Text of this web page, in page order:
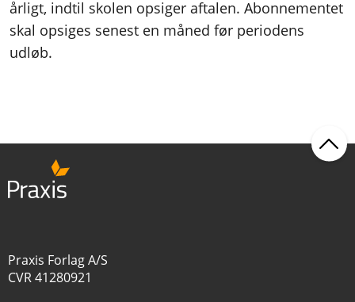
årligt, indtil skolen opsiger aftalen. Abonnementet
skal opsiges senest en måned før periodens
udløb.
Praxis Forlag A/S
CVR 41280921